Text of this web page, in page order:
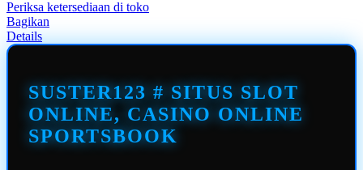
rata-
rata.
Read
13
Reviews.
halaman
yang
sama.
Periksa ketersediaan di toko
Bagikan
Details
SUSTER123 # SITUS SLOT
ONLINE, CASINO ONLINE
SPORTSBOOK